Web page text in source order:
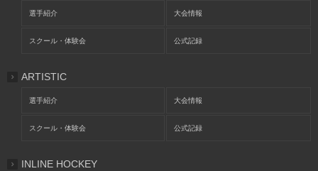
選手紹介 大会情報
スクール・体験会 公式記録
ARTISTIC
選手紹介 大会情報
スクール・体験会 公式記録
INLINE HOCKEY